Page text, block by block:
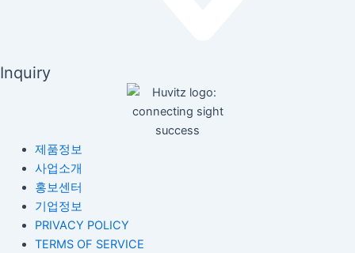
Inquiry
제품정보
사업소개
홍보센터
기업정보
PRIVACY POLICY
TERMS OF SERVICE